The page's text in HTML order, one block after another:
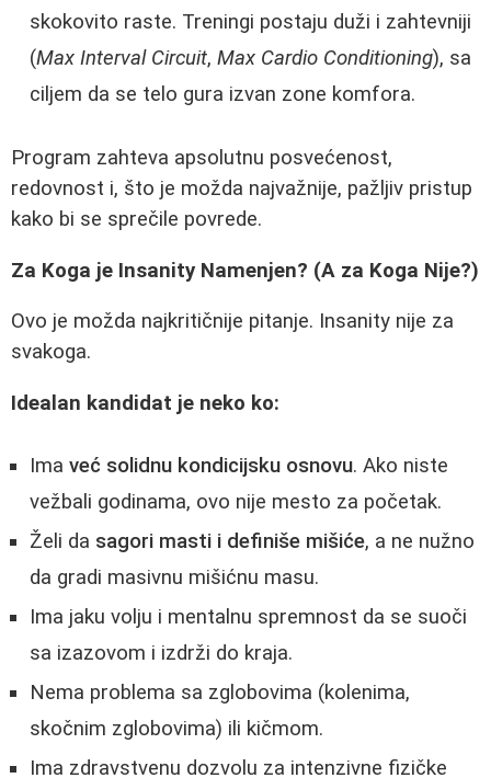
skokovito raste. Treningi postaju duži i zahtevniji
(Max Interval Circuit, Max Cardio Conditioning), sa
ciljem da se telo gura izvan zone komfora.
Program zahteva apsolutnu posvećenost,
redovnost i, što je možda najvažnije, pažljiv pristup
kako bi se sprečile povrede.
Za Koga je Insanity Namenjen? (A za Koga Nije?)
Ovo je možda najkritičnije pitanje. Insanity nije za
svakoga.
Idealan kandidat je neko ko:
Ima već solidnu kondicijsku osnovu. Ako niste
vežbali godinama, ovo nije mesto za početak.
Želi da sagori masti i definiše mišiće, a ne nužno
da gradi masivnu mišićnu masu.
Ima jaku volju i mentalnu spremnost da se suoči
sa izazovom i izdrži do kraja.
Nema problema sa zglobovima (kolenima,
skočnim zglobovima) ili kičmom.
Ima zdravstvenu dozvolu za intenzivne fizičke